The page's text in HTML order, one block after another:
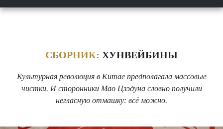
СБОРНИК: ХУНВЕЙБИНЫ
Культурная революция в Китае предполагала массовые
чистки. И сторонники Мао Цзэдуна словно получили
негласную отмашку: всё можно.